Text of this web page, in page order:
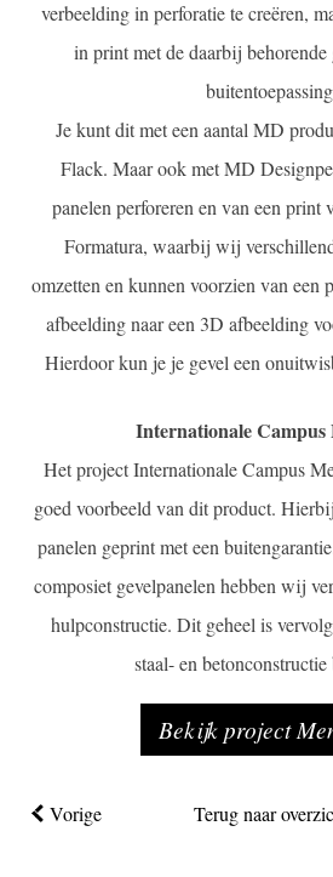
verbeelding in perforatie te creëren,
in print met de daarbij behorende
Je kunt dit met een aantal MD
Flack. Maar ook met MD
panelen perforeren en van een
Formatura, waarbij wij
omzetten en kunnen voorzien van een
afbeelding naar een 3D afbeelding
Hierdoor kun je je gevel een
Internationale Campus
Het project Internationale Campus
goed voorbeeld van dit product.
panelen geprint met een
composiet gevelpanelen hebben wij
hulpconstructie. Dit geheel is
staal- en betonconstructie
Bekijk project
Vorige Terug naar